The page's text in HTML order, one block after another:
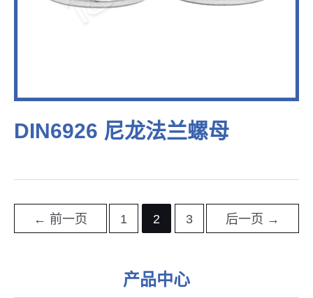
产品中心
DIN6926 尼龙法兰螺母
章
← 前一页 1 2 3 后一页 →